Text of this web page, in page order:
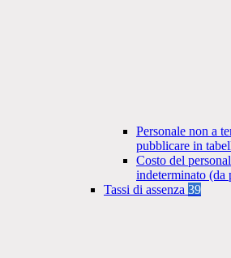
Personale non a
pubblicare in
Costo del
indeterminato (da
Tassi di assenza 39